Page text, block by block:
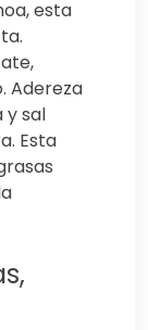
esta
Adereza
y sal
Esta